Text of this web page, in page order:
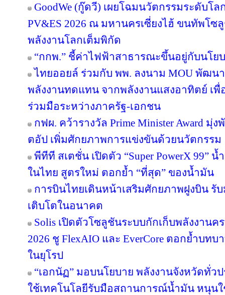
GoodWe (กู๊ดวี) เผยโฉมนวัตกรรมระดับโล
PV&ES 2026 ณ มหานครเซี่ยงไฮ้ ขนทัพโ
พลังงานโลกเต็มพิกัด
“กกพ.” ชี้ค่าไฟฟ้าสาธารณะขึ้นอยู่กับนโย
ไทยออยล์ ร่วมกับ พพ. ลงนาม MOU พัฒนา
พลังงานทดแทน จากพลังงานแสงอาทิตย์ เพื่
ร่วมมือระหว่างภาครัฐ-เอกชน
กฟผ. คว้ารางวัล Prime Minister Award มุ่
ตอัป เพิ่มศักยภาพการแข่งขันด้วยนวัตกรรม
พีทีที สเตชั่น เปิดตัว “Super PowerX 99”
ในไทย สูตรใหม่ ตอกย้ำ “ที่สุด” ของน้ำมัน
การบินไทยเดินหน้าเสริมศักยภาพฝูงบิน รับ
เติบโตในอนาคต
Solis เปิดตัวโซลูชันระบบกักเก็บพลังงานคร
2026 ชู FlexAIO และ EverCore ตอกย้ำบท
ในยุโรป
“เอกนัฏ” มอบนโยบาย พลังงานจังหวัดทั่
ใช้เทคโนโลยีรับมือสถานการณ์น้ำมัน หนุนใ